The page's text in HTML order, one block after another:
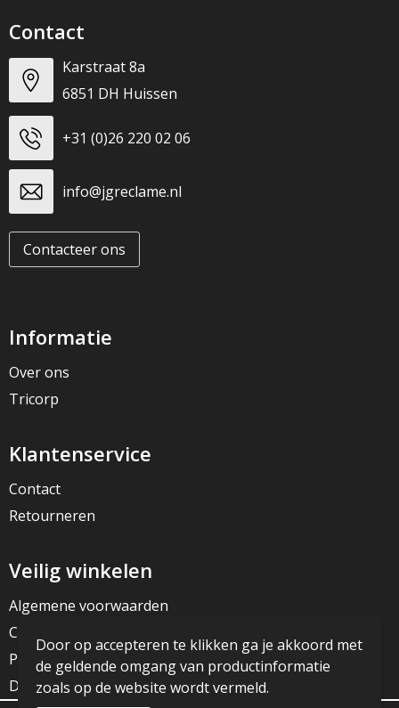
Contact
Karstraat 8a
6851 DH Huissen
+31 (0)26 220 02 06
info@jgreclame.nl
Contacteer ons
Informatie
Over ons
Tricorp
Klantenservice
Contact
Retourneren
Veilig winkelen
Algemene voorwaarden
Cookieverklaring
Privacyverklaring
Disclaimer
Door op accepteren te klikken ga je akkoord met
de geldende omgang van productinformatie
zoals op de website wordt vermeld.